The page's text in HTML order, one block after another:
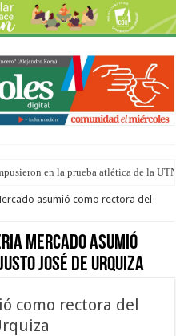
en la prueba atlética de la
de Aníbal Sampayo
asumió como rectora del
Mercado asumió
José de Urquiza
como rectora del